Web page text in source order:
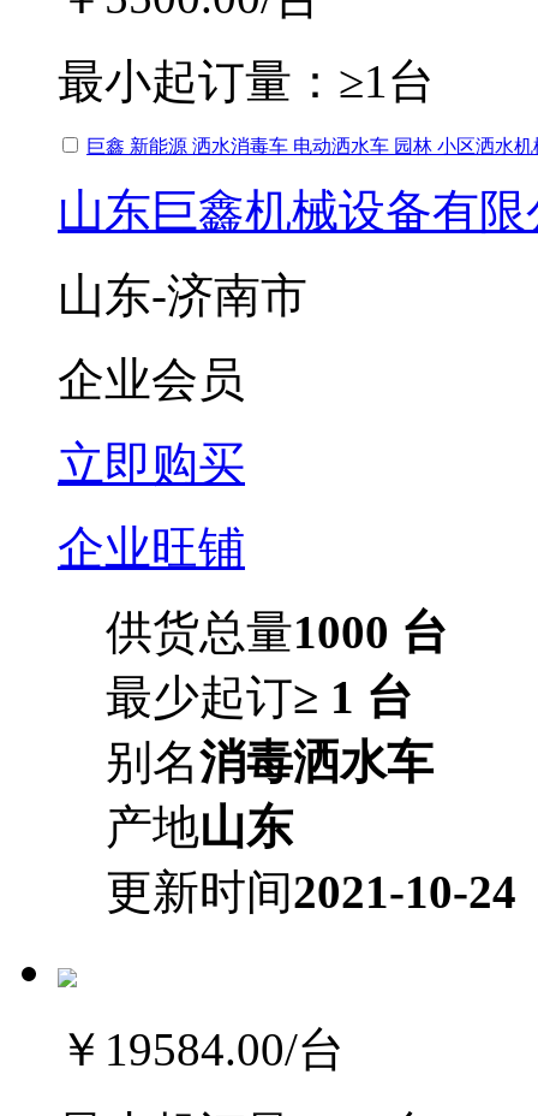
最小起订量： ≥1台
巨鑫 新能源 洒水消毒车 电动洒水车 园林 小区洒水机
山东巨鑫机械设备有
山东-济南市
企业会员
立即购买
企业旺铺
供货总量1000 台
最少起订≥ 1 台
别名消毒洒水车
产地山东
更新时间2021-10-24
￥19584.00/台